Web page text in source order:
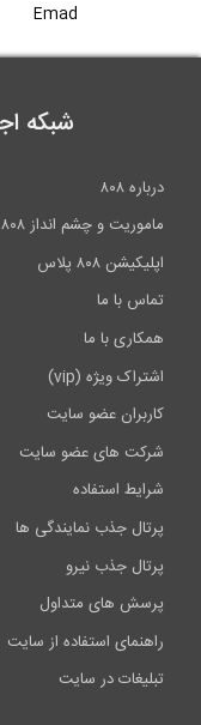
Emad
شبکه
درباره ۸۰۸
ماموریت و چشم انداز ۸۰۸
اپلیکیشن ۸۰۸ پلاس
تماس با ما
همکاری با ما
اشتراک ویژه (vip)
کاربران عضو سایت
شرکت های عضو سایت
شرایط استفاده
پرتال جذب نمایندگی ها
پرتال جذب نیرو
پرسش های متداول
راهنمای استفاده از سایت
تبلیغات در سایت